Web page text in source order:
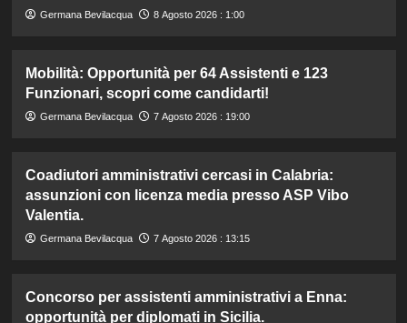
Germana Bevilacqua 8 Agosto 2026 : 1:00
Mobilità: Opportunità per 64 Assistenti e 123
Funzionari, scopri come candidarti!
Germana Bevilacqua 7 Agosto 2026 : 19:00
Coadiutori amministrativi cercasi in Calabria:
assunzioni con licenza media presso ASP Vibo
Valentia.
Germana Bevilacqua 7 Agosto 2026 : 13:15
Concorso per assistenti amministrativi a Enna:
opportunità per diplomati in Sicilia.